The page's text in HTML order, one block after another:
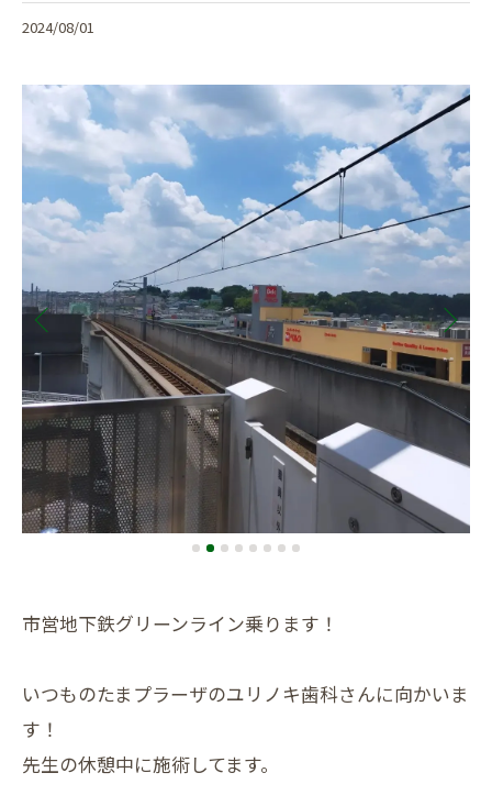
2024/08/01
市営地下鉄グリーンライン乗ります！
いつものたまプラーザのユリノキ歯科さんに向かいま
す！
先生の休憩中に施術してます。